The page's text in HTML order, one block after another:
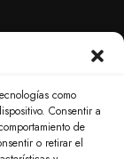
como
Consentir a
de
o retirar el